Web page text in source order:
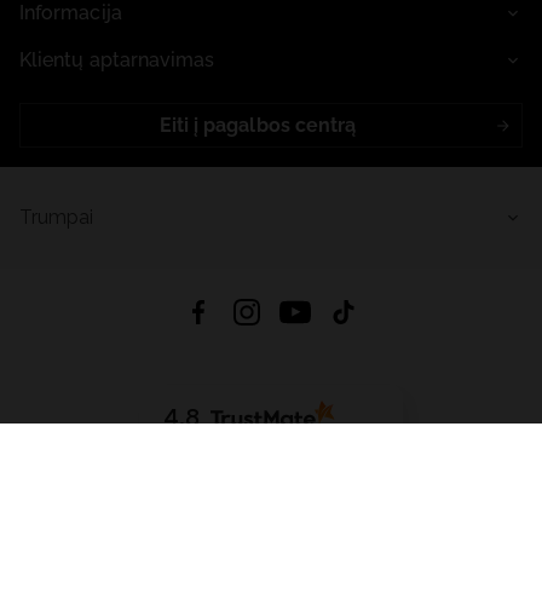
Informacija
Klientų aptarnavimas
Eiti į pagalbos centrą
4.8